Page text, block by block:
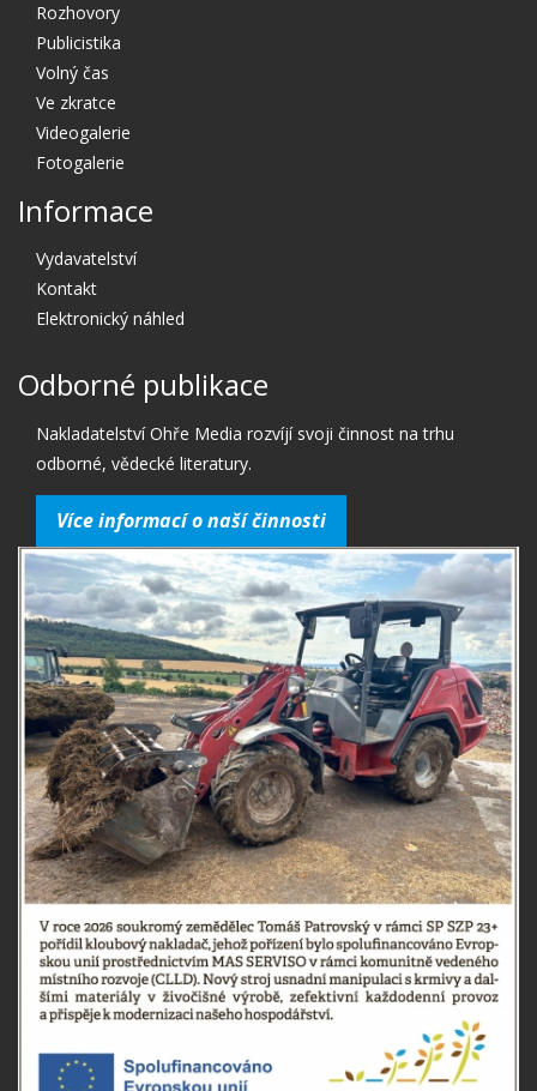
Rozhovory
Publicistika
Volný čas
Ve zkratce
Videogalerie
Fotogalerie
Informace
Vydavatelství
Kontakt
Elektronický náhled
Odborné publikace
Nakladatelství Ohře Media rozvíjí svoji činnost na trhu
odborné, vědecké literatury.
Více informací o naší činnosti